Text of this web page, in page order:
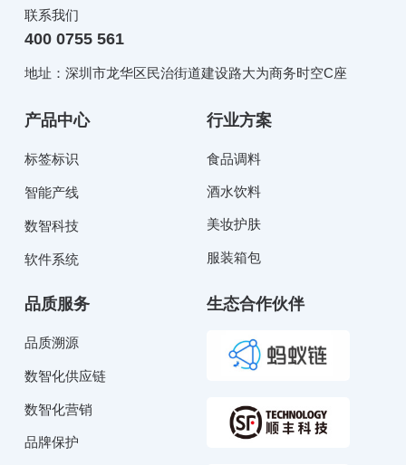
联系我们
400 0755 561
地址：深圳市龙华区民治街道建设路大为商务时空C座
产品中心
标签标识
智能产线
数智科技
软件系统
行业方案
食品调料
酒水饮料
美妆护肤
服装箱包
品质服务
品质溯源
数智化供应链
数智化营销
品牌保护
生态合作伙伴